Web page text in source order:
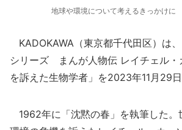
地球や環境について考えるきっかけに
KADOKAWA（東京都千代田区）は
シリーズ まんが人物伝 レイチェル・
を訴えた生物学者」を2023年11月29日
1962年に「沈黙の春」を執筆した。